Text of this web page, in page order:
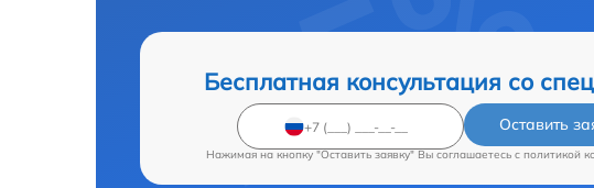
Бесплатная консультация со
Оставить
Нажимая на кнопку "Оставить заявку" Вы соглашаетесь c политикой